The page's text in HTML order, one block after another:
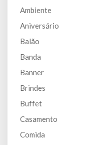
Ambiente
Aniversário
Balão
Banda
Banner
Brindes
Buffet
Casamento
Comida